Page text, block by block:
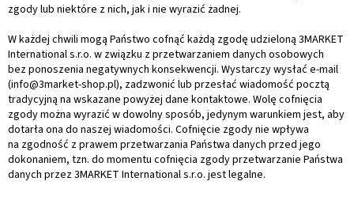
zgody lub niektóre z nich, jak i nie wyrazić żadnej.
W każdej chwili mogą Państwo cofnąć każdą zgodę udzieloną 3MARKET
International s.r.o. w związku z przetwarzaniem danych osobowych
bez ponoszenia negatywnych konsekwencji. Wystarczy wysłać e-mail
(info@3market-shop.pl), zadzwonić lub przesłać wiadomość pocztą
tradycyjną na wskazane powyżej dane kontaktowe. Wolę cofnięcia
zgody można wyrazić w dowolny sposób, jedynym warunkiem jest, aby
dotarła ona do naszej wiadomości. Cofnięcie zgody nie wpływa
na zgodność z prawem przetwarzania Państwa danych przed jego
dokonaniem, tzn. do momentu cofnięcia zgody przetwarzanie Państwa
danych przez 3MARKET International s.r.o. jest legalne.